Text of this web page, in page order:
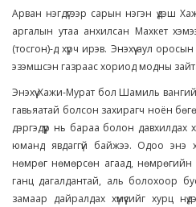
Арван нэгдүгээр сарын нэгэн үдэш
аргалын утаа анхилсан Махкет
(тосгон)-д хүрч ирэв. Энэхүү аул
эзэмшсэн газраас хориод модны
Энэхүү Хажи-Мурат бол Шамиль
гавьяатай болсон захирагч ноён
дэргэдүүр нь бараа болон давхилдах
юманд явдаггүй байжээ. Одоо энэ
нөмрөг нөмөрсөн агаад,
ганц дагалдантай, аль болохоор
замаар дайралдах хүмүүсийг хурц